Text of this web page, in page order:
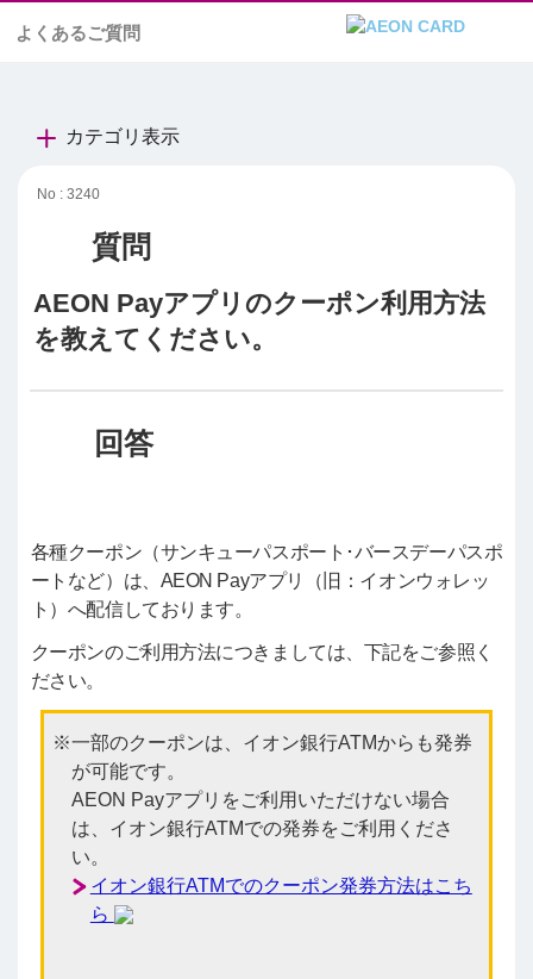
よくあるご質問
カテゴリ表示
No : 3240
AEON Payアプリのクーポン利用方法
を教えてください。
各種クーポン（サンキューパスポート･バースデーパスポ
ートなど）は、AEON Payアプリ（旧：イオンウォレッ
ト）へ配信しております。
クーポンのご利用方法につきましては、下記をご参照く
ださい。
一部のクーポンは、イオン銀行ATMからも発券
が可能です。
AEON Payアプリをご利用いただけない場合
は、イオン銀行ATMでの発券をご利用くださ
い。
イオン銀行ATMでのクーポン発券方法はこち
ら